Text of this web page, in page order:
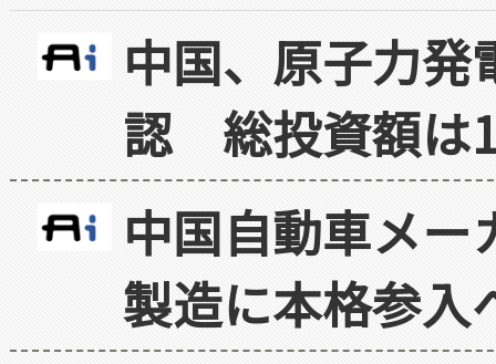
中国、原子力
認 総投資額は
中国自動車メ
製造に本格参入